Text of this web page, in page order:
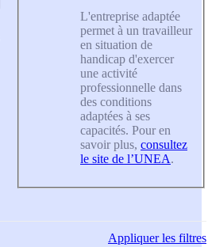
L'entreprise adaptée
permet à un travailleur
en situation de
handicap d'exercer
une activité
professionnelle dans
des conditions
adaptées à ses
capacités. Pour en
savoir plus, consultez
le site de l’UNEA.
Appliquerles filtres